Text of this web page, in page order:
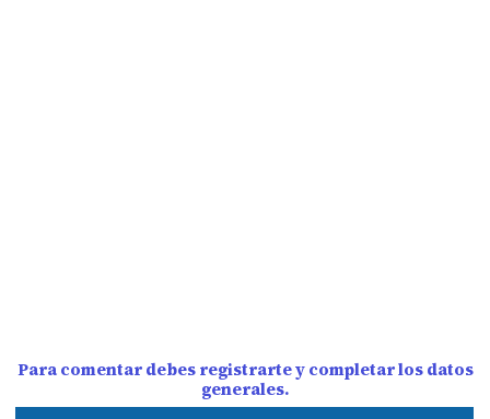
Para comentar debes registrarte y completar los datos
generales.